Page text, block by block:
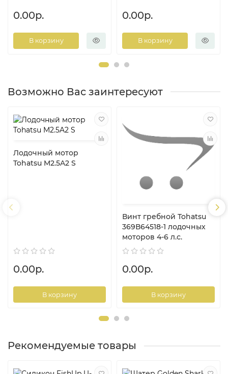
0.00р.
В корзину
0.00р.
В корзину
Возможно Вас заинтересуют
Лодочный мотор
Tohatsu M2.5A2 S
0.00р.
В корзину
Винт гребной Tohatsu
369В64518-1 лодочных
моторов 4-6 л.с.
0.00р.
В корзину
Рекомендуемые товары